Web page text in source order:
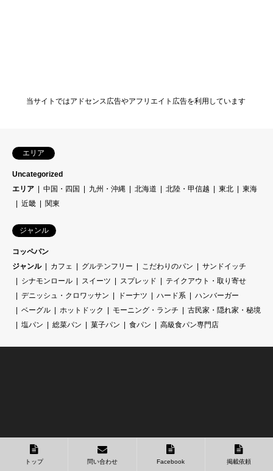
当サイトではアドセンス広告やアフリエイト広告を利用しています
エリア
Uncategorized
エリア
中国・四国 九州・沖縄 北海道 北陸・甲信越 東北
東海
近畿
関東
ジャンル
コッペパン
ジャンル
カフェ グルテンフリー こだわりのパン
サンドイッチ
シナモンロール
スイーツ スプレッド
テイクアウト・取り寄せ
デニッシュ・クロワッサン
ドーナツ ハード系
ハンバーガー
ベーグル
ホットドック モーニング・ランチ
古民家・隠れ家・秘境
塩パン
総菜パン 菓子パン 食パン 高級食パン専門店
トップ 問い合わせ Facebook 掲載依頼